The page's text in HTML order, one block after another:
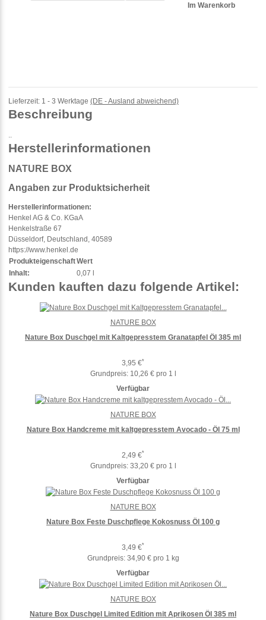
Im Warenkorb
Lieferzeit: 1 - 3 Werktage (DE - Ausland abweichend)
Beschreibung
Herstellerinformationen
NATURE BOX
Angaben zur Produktsicherheit
Herstellerinformationen:
Henkel AG & Co. KGaA
Henkelstraße 67
Düsseldorf, Deutschland, 40589
https://www.henkel.de
ProdukteigenschaftWert
Inhalt:
0,07 l
Kunden kauften dazu folgende Artikel:
Nature Box Duschgel mit Kaltgepresstem Granatapfel Öl 385 ml
3,95 €*
Grundpreis: 10,26 € pro 1 l
Verfügbar
NATURE BOX
Nature Box Handcreme mit kaltgepresstem Avocado - Öl 75 ml
2,49 €*
Grundpreis: 33,20 € pro 1 l
Verfügbar
NATURE BOX
Nature Box Feste Duschpflege Kokosnuss Öl 100 g
3,49 €*
Grundpreis: 34,90 € pro 1 kg
Verfügbar
NATURE BOX
Nature Box Duschgel Limited Edition mit Aprikosen Öl 385 ml
NATURE BOX